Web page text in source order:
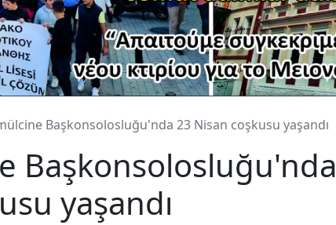
Başkonsolosluğu'nda 23 Nisan coşkusu yaşandı
Başkonsolosluğu'nda
yaşandı